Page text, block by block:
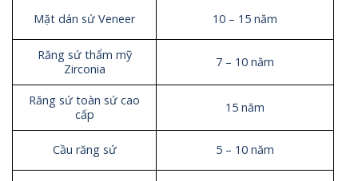
Mặt dán sứ Veneer 10 – 15 năm
Răng sứ thẩm mỹ
Zirconia
7 – 10 năm
Răng sứ toàn sứ cao
cấp
15 năm
Cầu răng sứ 5 – 10 năm